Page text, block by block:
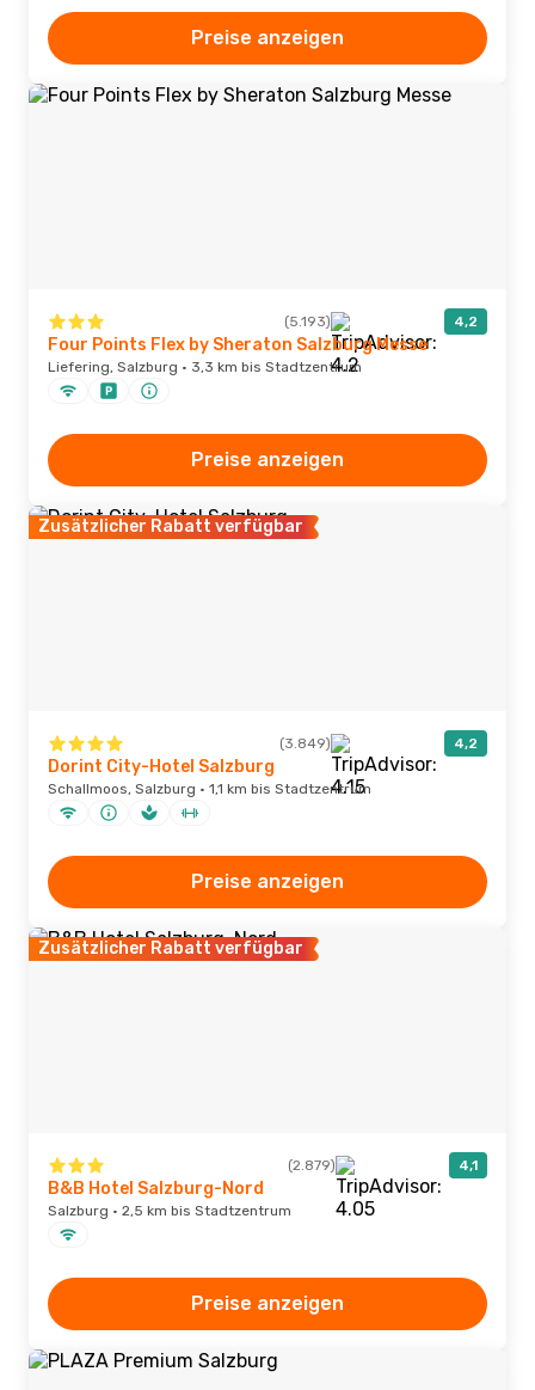
Preise anzeigen
(5.193) 4,2
Four Points Flex by Sheraton Salzburg Messe
Liefering, Salzburg · 3,3 km bis Stadtzentrum
Preise anzeigen
Zusätzlicher Rabatt verfügbar
(3.849) 4,2
Dorint City-Hotel Salzburg
Schallmoos, Salzburg · 1,1 km bis Stadtzentrum
Preise anzeigen
Zusätzlicher Rabatt verfügbar
(2.879) 4,1
B&B Hotel Salzburg-Nord
Salzburg · 2,5 km bis Stadtzentrum
Preise anzeigen